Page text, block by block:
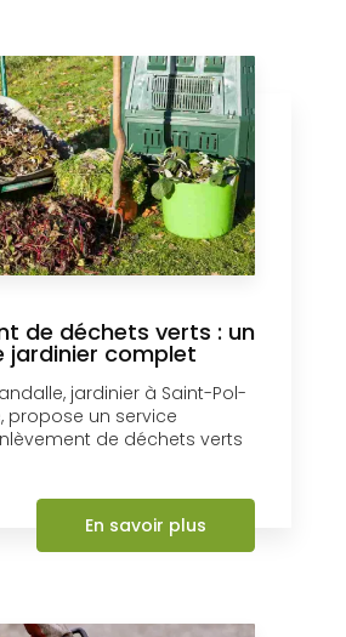
de déchets verts : un
jardinier complet
jardinier à Saint-Pol-
propose un service
de déchets verts
En savoir plus